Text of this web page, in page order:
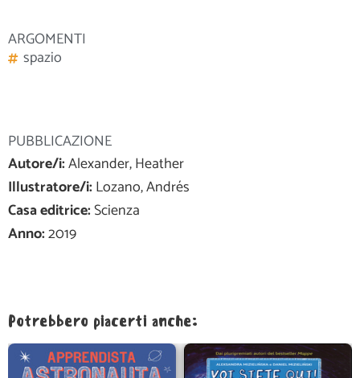
PUBBLICAZIONE
Autore/i:Alexander, Heather
Illustratore/i:Lozano, Andrés
Casa editrice:Scienza
Anno:2019
ARGOMENTI
spazio
Potrebbero piacerti anche: